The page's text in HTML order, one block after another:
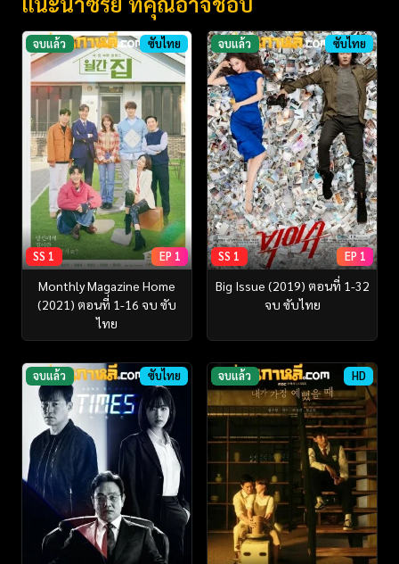
จบแล้ว ซับไทย
SS 1 EP 1
Monthly Magazine Home
(2021) ตอนที่ 1-16 จบ ซับ
ไทย
จบแล้ว ซับไทย
SS 1 EP 1
Big Issue (2019) ตอนที่ 1-32
จบ ซับไทย
จบแล้ว ซับไทย จบแล้ว HD